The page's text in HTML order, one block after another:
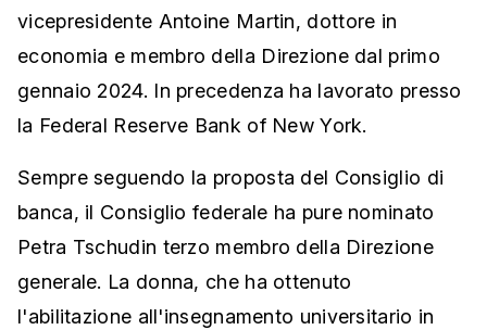
vicepresidente Antoine Martin, dottore in
economia e membro della Direzione dal primo
gennaio 2024. In precedenza ha lavorato presso
la Federal Reserve Bank of New York.
Sempre seguendo la proposta del Consiglio di
banca, il Consiglio federale ha pure nominato
Petra Tschudin terzo membro della Direzione
generale. La donna, che ha ottenuto
l'abilitazione all'insegnamento universitario in